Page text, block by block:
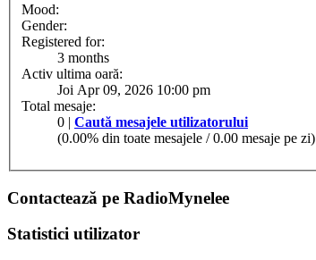
Mood:
Gender:
Registered for:
3 months
Activ ultima oară:
Joi Apr 09, 2026 10:00 pm
Total mesaje:
0 | Caută mesajele utilizatorului
(0.00% din toate mesajele / 0.00 mesaje pe zi)
Contactează pe RadioMynelee
Statistici utilizator